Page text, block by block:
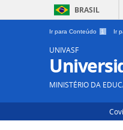
BRASIL
Ir para Conteúdo 1 Ir
UNIVASF
MINISTÉRIO DA